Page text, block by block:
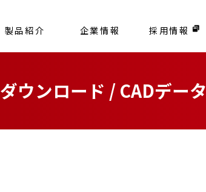
製品紹介 企業情報 採用情報
ダウンロード / CADデータ